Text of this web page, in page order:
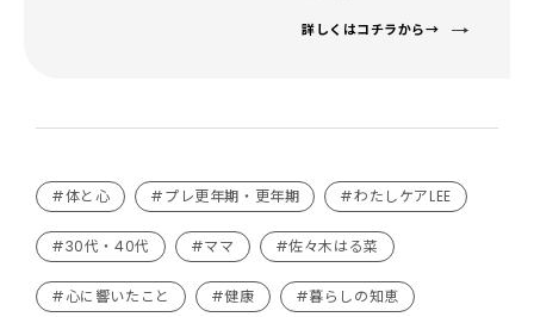
詳しくはコチラから→
#体と心 #プレ更年期・更年期 #わたしケアLEE
#30代・40代 #ママ #佐々木はる菜
#心に響いたこと #健康 #暮らしの知恵